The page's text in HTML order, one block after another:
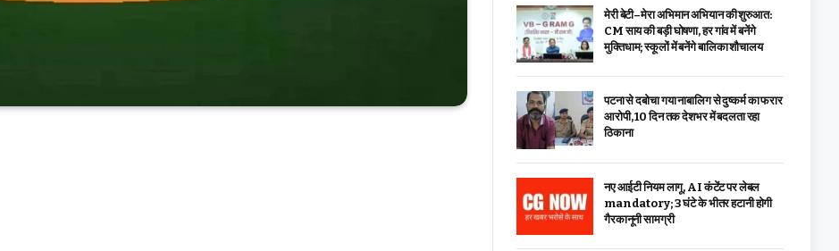
मेरी बेटी–मेरा अभिमान अभियान की शुरुआत:
CM साय की बड़ी घोषणा, हर गांव में बनेंगे
मुक्तिधाम; स्कूलों में बनेंगे बालिका शौचालय
पटना से दबोचा गया नाबालिग से दुष्कर्म का फरार
आरोपी, 10 दिन तक देशभर में बदलता रहा
ठिकाना
नए आईटी नियम लागू, AI कंटेंट पर लेबल
mandatory; 3 घंटे के भीतर हटानी होगी
गैरकानूनी सामग्री